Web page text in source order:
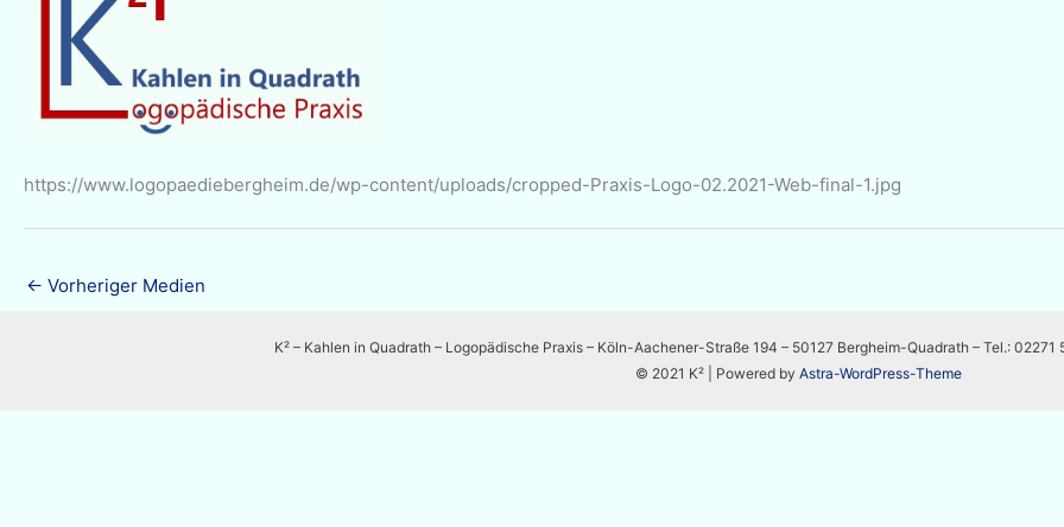
https://www.logopaediebergheim.de/wp-content/uploads/cropped-Praxis-Logo-02.2021-Web-final-1.jpg
← Vorheriger Medien
K² – Kahlen in Quadrath – Logopädische Praxis – Köln-Aachener-Straße 194 – 50127 Bergheim-Quadrath – Tel.: 02271
© 2021 K² | Powered by Astra-WordPress-Theme